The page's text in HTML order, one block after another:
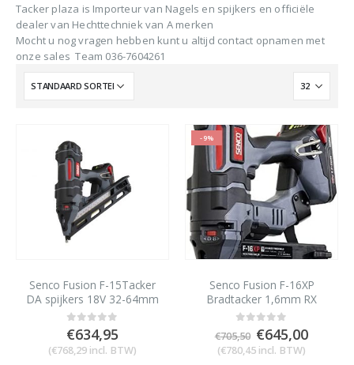
Tacker plaza is Importeur van Nagels en spijkers en officiële
dealer van Hechttechniek van A merken
Mocht u nog vragen hebben kunt u altijd contact opnamen met
onze sales Team 036-7604261
Senco Fusion F-15Tacker
DA spijkers 18V 32-64mm
met 2 accu’s en lader
0out of 5
€634,95
(€768,29 incl. BTW)
-9%
Senco Fusion F-16XP
Bradtacker 1,6mm RX
brads met 2 accu’s en lader
out of 5
€705,50
prijs
€645,00
(€780,45 incl. BTW)
prijs
was:
€1.150,00.
prijs
€990,00.
€
BTW)